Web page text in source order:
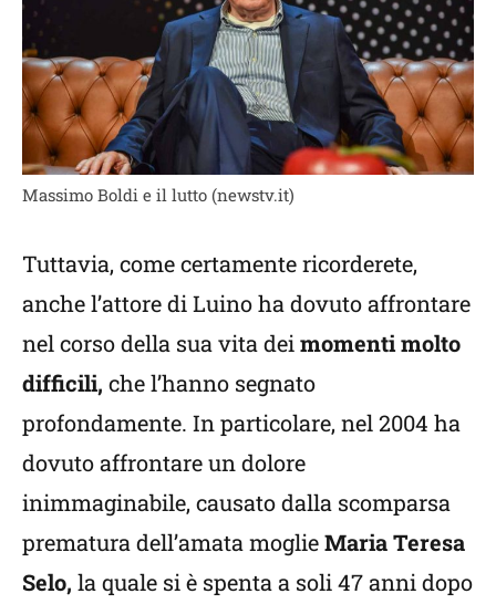
Massimo Boldi e il lutto (newstv.it)
Tuttavia, come certamente ricorderete,
anche l’attore di Luino ha dovuto affrontare
nel corso della sua vita deimomenti molto
difficili, che l’hanno segnato
profondamente. In particolare, nel 2004 ha
dovuto affrontare un dolore
inimmaginabile, causato dalla scomparsa
prematura dell’amata moglieMaria Teresa
Selo, la quale si è spenta a soli 47 anni dopo